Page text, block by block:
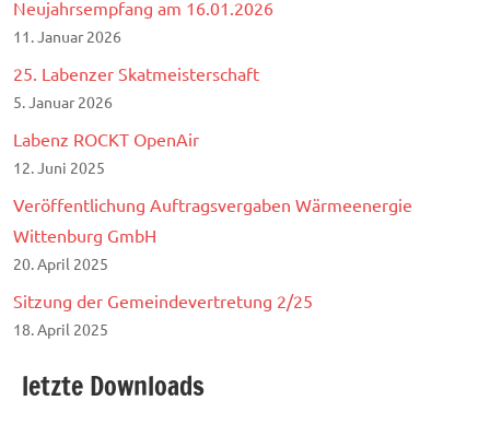
Neujahrsempfang am 16.01.2026
11. Januar 2026
25. Labenzer Skatmeisterschaft
5. Januar 2026
Labenz ROCKT OpenAir
12. Juni 2025
Veröffentlichung Auftragsvergaben Wärmeenergie
Wittenburg GmbH
20. April 2025
Sitzung der Gemeindevertretung 2/25
18. April 2025
letzte Downloads